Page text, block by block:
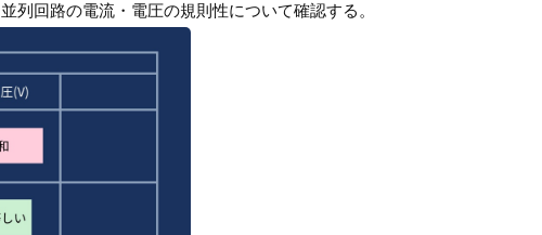
列回路の電流・電圧の規則性について確認する。